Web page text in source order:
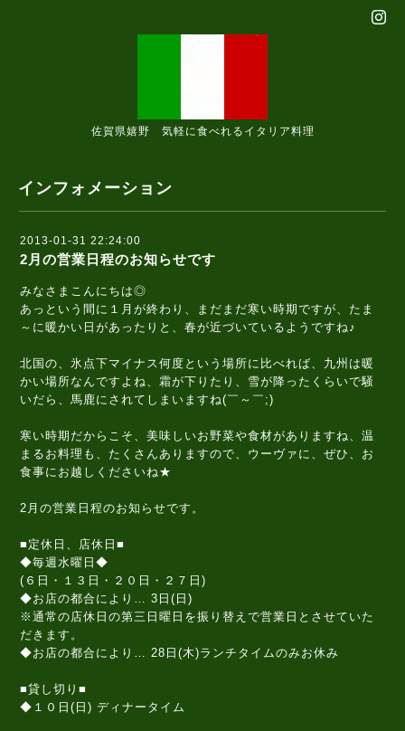
佐賀県嬉野 気軽に食べれるイタリア料理
インフォメーション
2013-01-31 22:24:00
2月の営業日程のお知らせです
みなさまこんにちは◎
あっという間に１月が終わり、まだまだ寒い時期ですが、たま
～に暖かい日があったりと、春が近づいているようですね♪
北国の、氷点下マイナス何度という場所に比べれば、九州は暖
かい場所なんですよね、霜が下りたり、雪が降ったくらいで騒
いだら、馬鹿にされてしまいますね(￣～￣;)
寒い時期だからこそ、美味しいお野菜や食材がありますね、温
まるお料理も、たくさんありますので、ウーヴァに、ぜひ、お
食事にお越しくださいね★
2月の営業日程のお知らせです。
■定休日、店休日■
◆毎週水曜日◆
(６日・１３日・２０日・２７日)
◆お店の都合により… 3日(日)
※通常の店休日の第三日曜日を振り替えで営業日とさせていた
だきます。
◆お店の都合により… 28日(木)ランチタイムのみお休み
■貸し切り■
◆１０日(日) ディナータイム